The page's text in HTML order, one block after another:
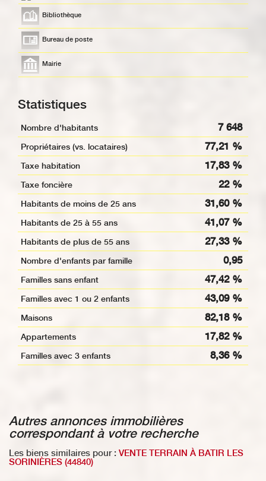
Bibliothèque
Bureau de poste
Mairie
Statistiques
Nombre d'habitants 7 648
Propriétaires (vs. locataires) 77,21 %
Taxe habitation 17,83 %
Taxe foncière 22 %
Habitants de moins de 25 ans 31,60 %
Habitants de 25 à 55 ans 41,07 %
Habitants de plus de 55 ans 27,33 %
Nombre d'enfants par famille 0,95
Familles sans enfant 47,42 %
Familles avec 1 ou 2 enfants 43,09 %
Maisons 82,18 %
Appartements 17,82 %
Familles avec 3 enfants 8,36 %
autres annonces immobilières
correspondant à votre recherche
Les biens similaires pour : VENTE TERRAIN À BATIR LES
SORINIÈRES (44840)